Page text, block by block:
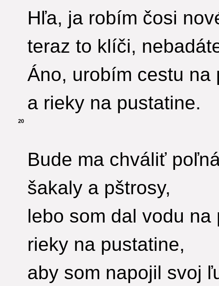
Hľa, ja robím čosi
teraz to klíči,
Áno, urobím cestu na
a rieky na pustatine.
20
Bude ma chváliť
šakaly a pštrosy,
lebo som dal vodu na
rieky na pustatine,
aby som napojil svoj